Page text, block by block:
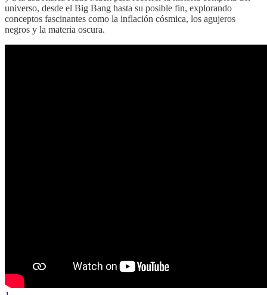
universo, desde el Big Bang hasta su posible fin, explorando
conceptos fascinantes como la inflación cósmica, los agujeros
negros y la materia oscura.